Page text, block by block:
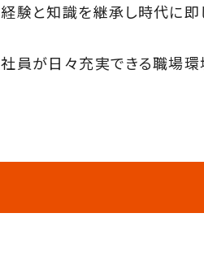
経験と知識を継承し時代に
社員が日々充実できる職場環